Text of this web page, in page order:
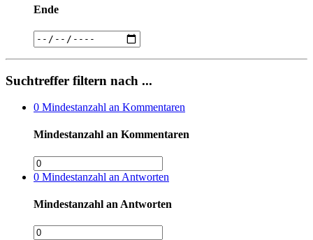
Ende
Suchtreffer filtern nach ...
0 Mindestanzahl an Kommentaren
Mindestanzahl an Kommentaren
0 Mindestanzahl an Antworten
Mindestanzahl an Antworten